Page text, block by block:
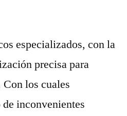
especializados, con la
precisa para
Con los cuales
inconvenientes